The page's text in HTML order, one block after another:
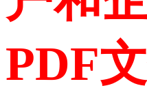
PDF